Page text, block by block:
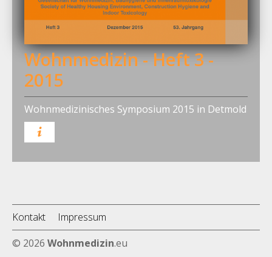
Wohnmedizin - Heft 3 -
2015
Wohnmedizinisches Symposium 2015 in Detmold
Kontakt
Impressum
© 2026 Wohnmedizin.eu